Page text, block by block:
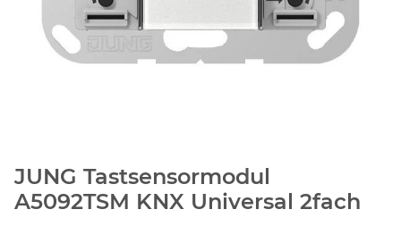
JUNG Tastsensormodul
A5092TSM KNX Universal 2fach